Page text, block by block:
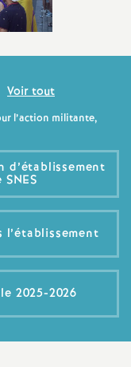
Voir tout
l’action militante,
d’établissement
2025-2026